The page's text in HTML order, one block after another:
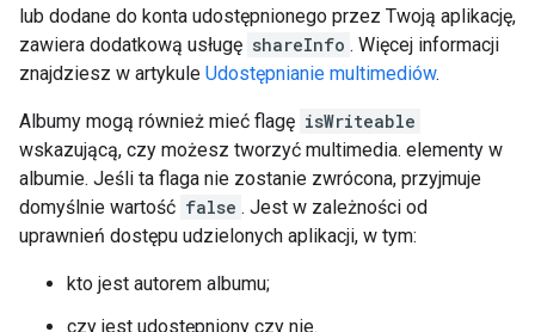
lub dodane do konta udostępnionego przez Twoją aplikację,
zawiera dodatkową usługę shareInfo . Więcej informacji
znajdziesz w artykule Udostępnianie multimediów.
Albumy mogą również mieć flagę isWriteable
wskazującą, czy możesz tworzyć multimedia. elementy w
albumie. Jeśli ta flaga nie zostanie zwrócona, przyjmuje
domyślnie wartość false . Jest w zależności od
uprawnień dostępu udzielonych aplikacji, w tym:
kto jest autorem albumu;
czy jest udostępniony czy nie.